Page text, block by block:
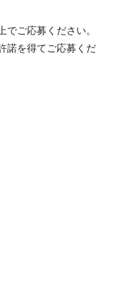
ご応募ください。
諾を得てご応募くだ